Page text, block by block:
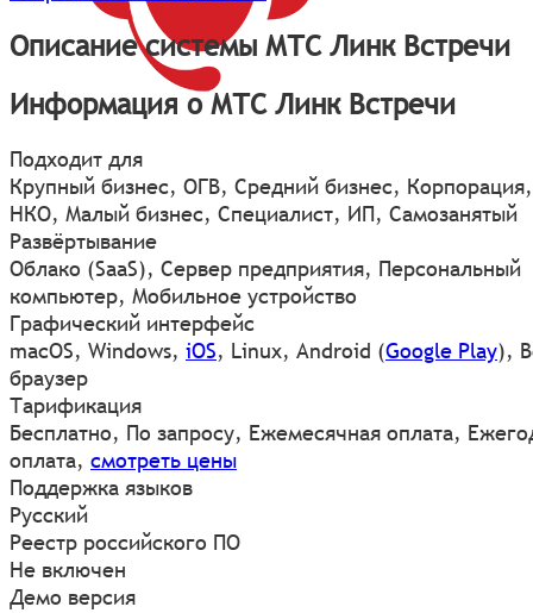
Описание системы МТС Линк Встречи
Информация о МТС Линк Встречи
Подходит для
Крупный бизнес, ОГВ, Средний бизнес, Корпорация,
НКО, Малый бизнес, Специалист, ИП, Самозанятый
Развёртывание
Облако (SaaS), Сервер предприятия, Персональный
компьютер, Мобильное устройство
Графический интерфейс
macOS, Windows, iOS, Linux, Android (Google Play),
браузер
Тарификация
Бесплатно, По запросу, Ежемесячная оплата,
оплата, смотреть цены
Поддержка языков
Русский
Реестр российского ПО
Не включен
Демо версия